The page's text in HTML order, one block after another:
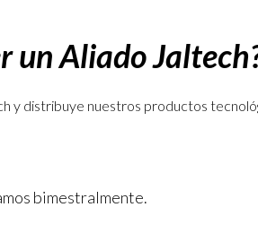
un Aliado
y distribuye nuestros productos
bimestralmente.